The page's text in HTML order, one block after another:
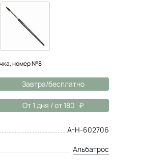
номер №8
Завтра/бесплатно
От 1 дня / от 180
А-Н-602706
Альбатрос